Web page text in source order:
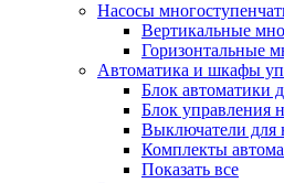
Насосы
Вертикальные
Горизонтальные
Автоматика и шкафы
Блок автоматики
Блок управления
Выключатели для
Комплекты
Показать все